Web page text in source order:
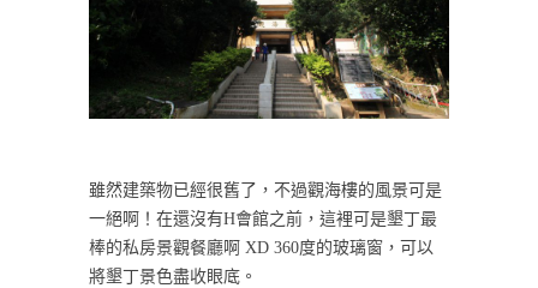
雖然建築物已經很舊了，不過觀海樓的風景可是
一絕啊！在還沒有H會館之前，這裡可是墾丁最
棒的私房景觀餐廳啊 XD 360度的玻璃窗，可以
將墾丁景色盡收眼底。